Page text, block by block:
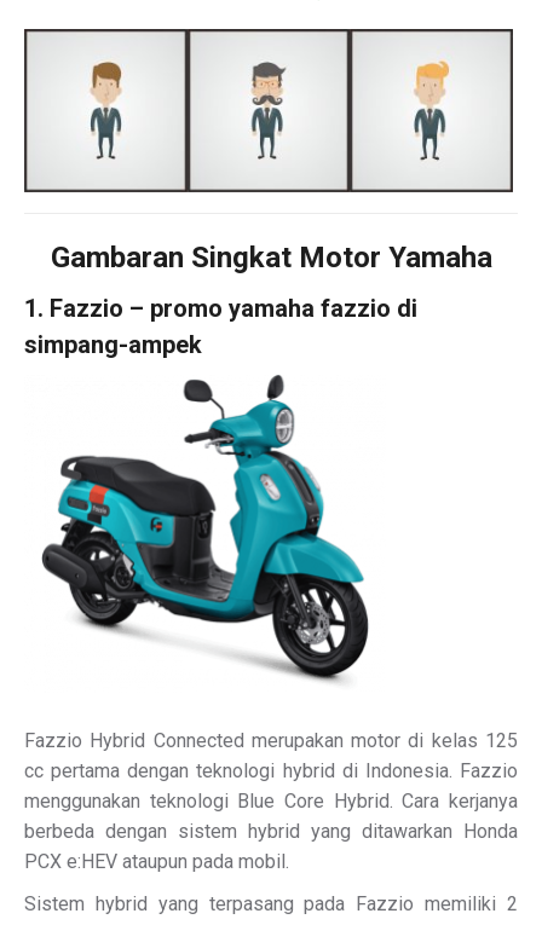
Gambaran Singkat Motor Yamaha
1. Fazzio – promo yamaha fazzio di
simpang-ampek
Fazzio Hybrid Connected merupakan motor di kelas 125
cc pertama dengan teknologi hybrid di Indonesia. Fazzio
menggunakan teknologi Blue Core Hybrid. Cara kerjanya
berbeda dengan sistem hybrid yang ditawarkan Honda
PCX e:HEV ataupun pada mobil.
Sistem hybrid yang terpasang pada Fazzio memiliki 2